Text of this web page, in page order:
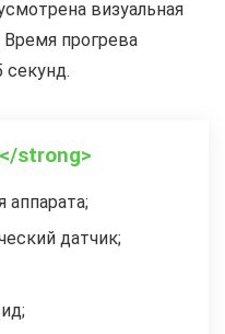
визуальная
Время прогрева
секунд.
strong>
аппарата;
датчик;